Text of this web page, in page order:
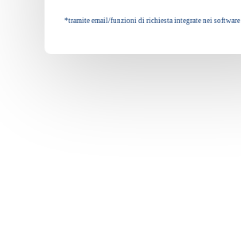
*tramite email/funzioni di richiesta integrate nei software